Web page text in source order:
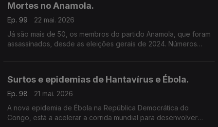
Mortes no Anamola.
Ep. 99
22 mai. 2026
Já são mais de 50, os membros do partido Anamola, que foram
assassinados, desde as eleições gerais de 2024. Números
Surtos e epidemias de Hantavírus e Ébola.
Ep. 98
21 mai. 2026
A nova epidemia de Ébola na República Democrática do
Congo, está a acelerar a corrida mundial para desenvolver